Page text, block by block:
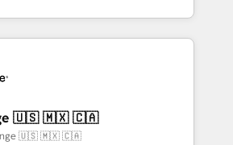
with a focus on ROI and
journey that sets your
term success. Unlock your
when?
et la relation client ! C'est
sont à la fois capables de
stratégie digitale et le pilotage
: 🧽 Nettoyage,
des bases de données. 🚀
🇺🇸 🇲🇽 🇨🇦
🇺🇸 🇲🇽 🇨🇦